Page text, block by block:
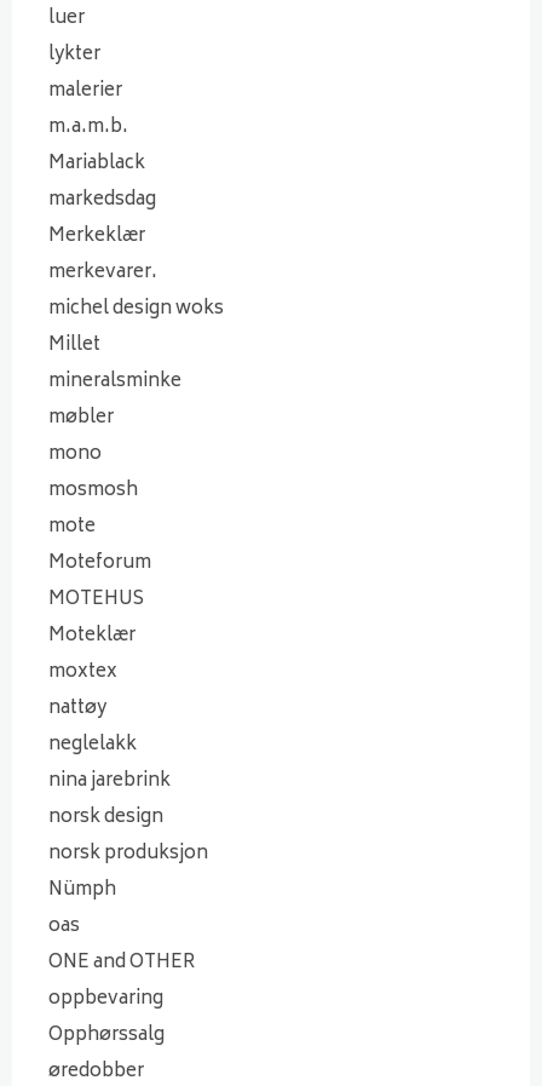
luer
lykter
malerier
m.a.m.b.
Mariablack
markedsdag
Merkeklær
merkevarer.
michel design woks
Millet
mineralsminke
møbler
mono
mosmosh
mote
Moteforum
MOTEHUS
Moteklær
moxtex
nattøy
neglelakk
nina jarebrink
norsk design
norsk produksjon
Nümph
oas
ONE and OTHER
oppbevaring
Opphørssalg
øredobber